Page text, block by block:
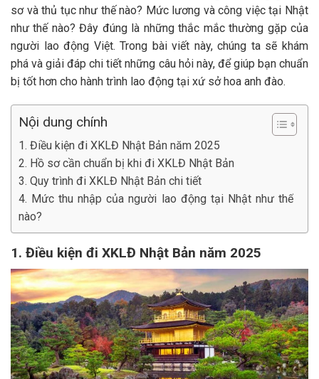
sơ và thủ tục như thế nào? Mức lương và công việc tại Nhật
như thế nào? Đây đúng là những thắc mắc thường gặp của
người lao động Việt. Trong bài viết này, chúng ta sẽ khám
phá và giải đáp chi tiết những câu hỏi này, để giúp bạn chuẩn
bị tốt hơn cho hành trình lao động tại xứ sở hoa anh đào.
Nội dung chính
1. Điều kiện đi XKLĐ Nhật Bản năm 2025
2. Hồ sơ cần chuẩn bị khi đi XKLĐ Nhật Bản
3. Quy trình đi XKLĐ Nhật Bản chi tiết
4. Mức thu nhập của người lao động tại Nhật như thế
nào?
1. Điều kiện đi XKLĐ Nhật Bản năm 2025